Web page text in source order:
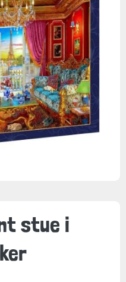
stue i